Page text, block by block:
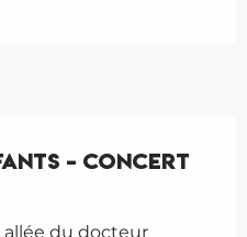
- concert
allée du docteur